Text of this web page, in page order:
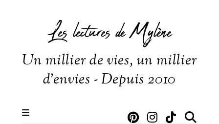
Les lectures de Mylène
Un millier de vies, un millier
d'envies - Depuis 2010